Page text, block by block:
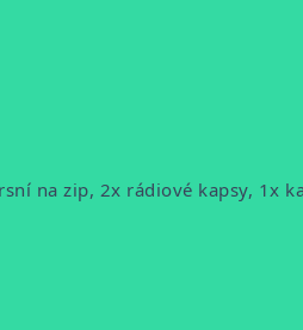
na zip, 2x rádiové kapsy, 1x